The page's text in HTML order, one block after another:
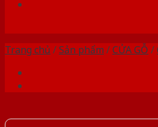
Trang chủ /Sản phẩm /CỬA GỖ /